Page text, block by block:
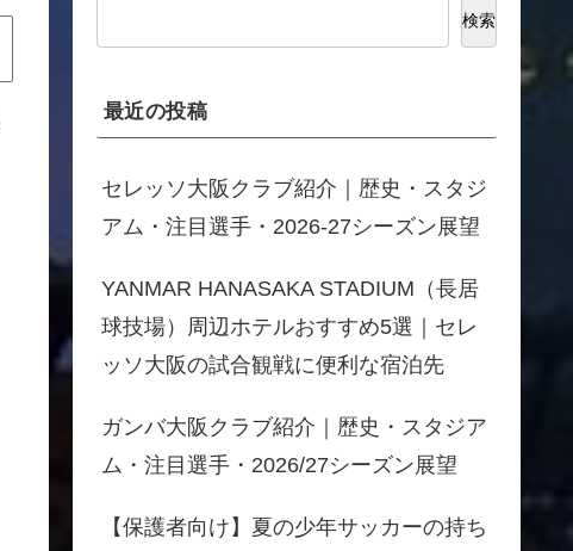
検索
最近の投稿
セレッソ大阪クラブ紹介｜歴史・スタジ
アム・注目選手・2026-27シーズン展望
YANMAR HANASAKA STADIUM（長居
球技場）周辺ホテルおすすめ5選｜セレ
ッソ大阪の試合観戦に便利な宿泊先
ガンバ大阪クラブ紹介｜歴史・スタジア
ム・注目選手・2026/27シーズン展望
【保護者向け】夏の少年サッカーの持ち